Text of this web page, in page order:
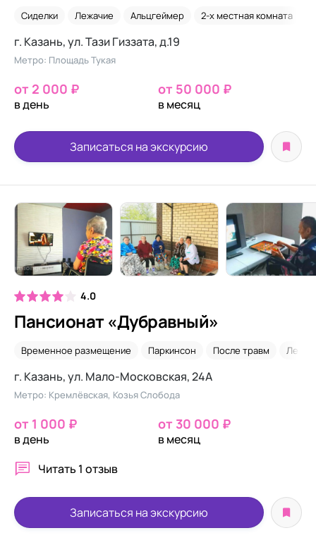
Сиделки Лежачие Альцгеймер 2-х местная комната
г. Казань, ул. Тази Гиззата, д.19
Метро: Площадь Тукая
от 2 000 ₽
в день
от 50 000 ₽
в месяц
Записаться на экскурсию
4.0
Пансионат «Дубравный»
Временное размещение Паркинсон После травм
г. Казань, ул. Мало-Московская, 24А
Метро: Кремлёвская, Козья Слобода
от 1 000 ₽
в день
от 30 000 ₽
в месяц
Читать 1 отзыв
Записаться на экскурсию